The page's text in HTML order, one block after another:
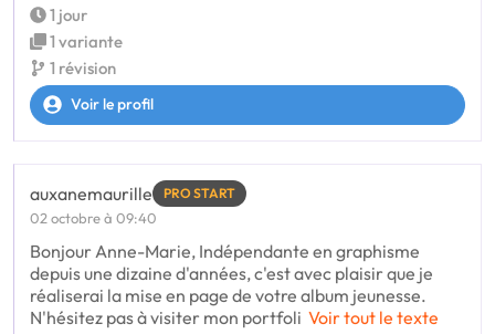
1 jour
1 variante
1 révision
Voir le profil
auxanemaurille PRO START
02 octobre à 09:40
Bonjour Anne-Marie, Indépendante en graphisme
depuis une dizaine d'années, c'est avec plaisir que je
réaliserai la mise en page de votre album jeunesse.
N'hésitez pas à visiter mon portfoli Voir tout le texte